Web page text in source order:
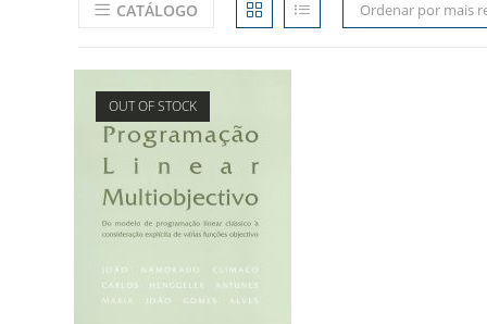
CATÁLOGO Ordenar por mais
OUT OF STOCK